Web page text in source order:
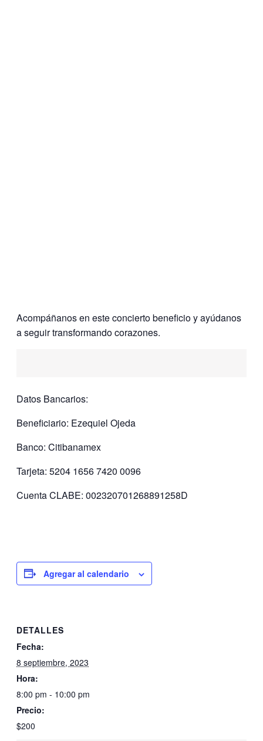
Acompáñanos en este concierto beneficio y ayúdanos
a seguir transformando corazones.
Datos Bancarios:
Beneficiario: Ezequiel Ojeda
Banco: Citibanamex
Tarjeta: 5204 1656 7420 0096
Cuenta CLABE: 002320701268891258D
Agregar al calendario
DETALLES
Fecha:
8 septiembre, 2023
Hora:
8:00 pm - 10:00 pm
Precio:
$200